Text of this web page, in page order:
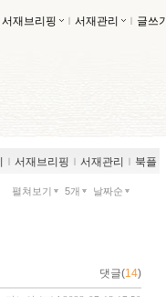
서재브리핑 ｌ 서재관리 ｌ 글쓰기
ｌ 서재브리핑 ｌ 서재관리 ｌ 북플
펼쳐보기 5개 날짜순
댓글(14)